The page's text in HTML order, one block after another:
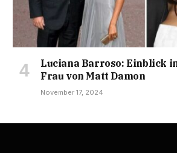
Luciana Barroso: Einblick
Frau von Matt Damon
November 17, 2024